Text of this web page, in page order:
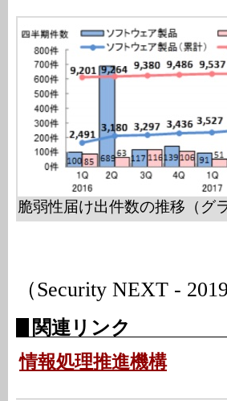
脆弱性届け出件数の推移（グ
（Security NEXT -
関連リンク
情報処理推進機構